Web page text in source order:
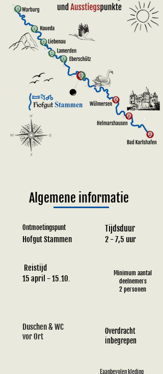
Algemene informatie
Ontmoetingspunt
Hofgut Stammen
Tijdsduur
2 - 7,5 uur
Reistijd
15 april - 15.10.
Minimum aantal
deelnemers
2 personen
Duschen & WC
vor Ort
Overdracht
inbegrepen
Eaanbevolen kleding